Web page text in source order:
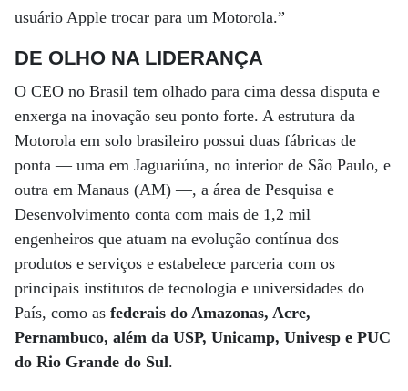
usuário Apple trocar para um Motorola.”
DE OLHO NA LIDERANÇA
O CEO no Brasil tem olhado para cima dessa disputa e
enxerga na inovação seu ponto forte. A estrutura da
Motorola em solo brasileiro possui duas fábricas de
ponta — uma em Jaguariúna, no interior de São Paulo, e
outra em Manaus (AM) —, a área de Pesquisa e
Desenvolvimento conta com mais de 1,2 mil
engenheiros que atuam na evolução contínua dos
produtos e serviços e estabelece parceria com os
principais institutos de tecnologia e universidades do
País, como as federais do Amazonas, Acre,
Pernambuco, além da USP, Unicamp, Univesp e PUC
do Rio Grande do Sul.